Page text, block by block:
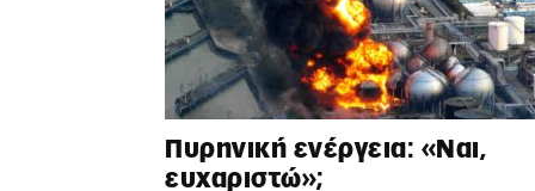
Πυρηνική ενέργεια: «Ναι,
ευχαριστώ»;